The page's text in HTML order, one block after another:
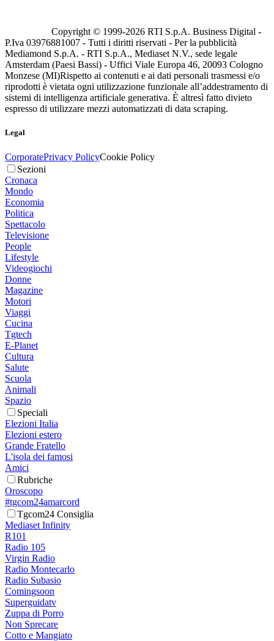
Copyright © 1999-2026 RTI S.p.A. Business Digital -
P.Iva 03976881007 - Tutti i diritti riservati - Per la pubblicità
Mediamond S.p.A. - RTI S.p.A., Mediaset N.V., sede legale
Amsterdam (Paesi Bassi) - Uffici Viale Europa 46, 20093 Cologno
Monzese (MI)Rispetto ai contenuti e ai dati personali trasmessi e/o
riprodotti è vietata ogni utilizzazione funzionale all’addestramento di
sistemi di intelligenza artificiale generativa. È altresì fatto divieto
espresso di utilizzare mezzi automatizzati di data scraping.
Legal
CorporatePrivacy PolicyCookie Policy
Sezioni
Cronaca
Mondo
Economia
Politica
Spettacolo
Televisione
People
Lifestyle
Videogiochi
Donne
Magazine
Motori
Viaggi
Cucina
Tgtech
E-Planet
Cultura
Salute
Scuola
Animali
Spazio
Speciali
Elezioni Italia
Elezioni estero
Grande Fratello
L'isola dei famosi
Amici
Rubriche
Oroscopo
#tgcom24amarcord
Tgcom24 Consiglia
Mediaset Infinity
R101
Radio 105
Virgin Radio
Radio Montecarlo
Radio Subasio
Comingsoon
Superguidatv
Zuppa di Porro
Non Sprecare
Cotto e Mangiato